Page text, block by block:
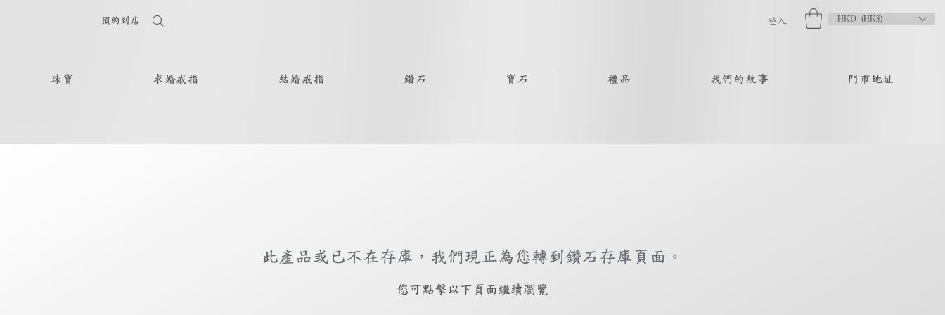
預約到店 登入 HKD (HK$)
珠寶 求婚戒指 結婚戒指 鑽石 寶石 禮品 我們的故事 門市地址
此產品或已不在存庫，我們現正為您轉到鑽石存庫頁面。
​您可點擊以下頁面繼續瀏覽